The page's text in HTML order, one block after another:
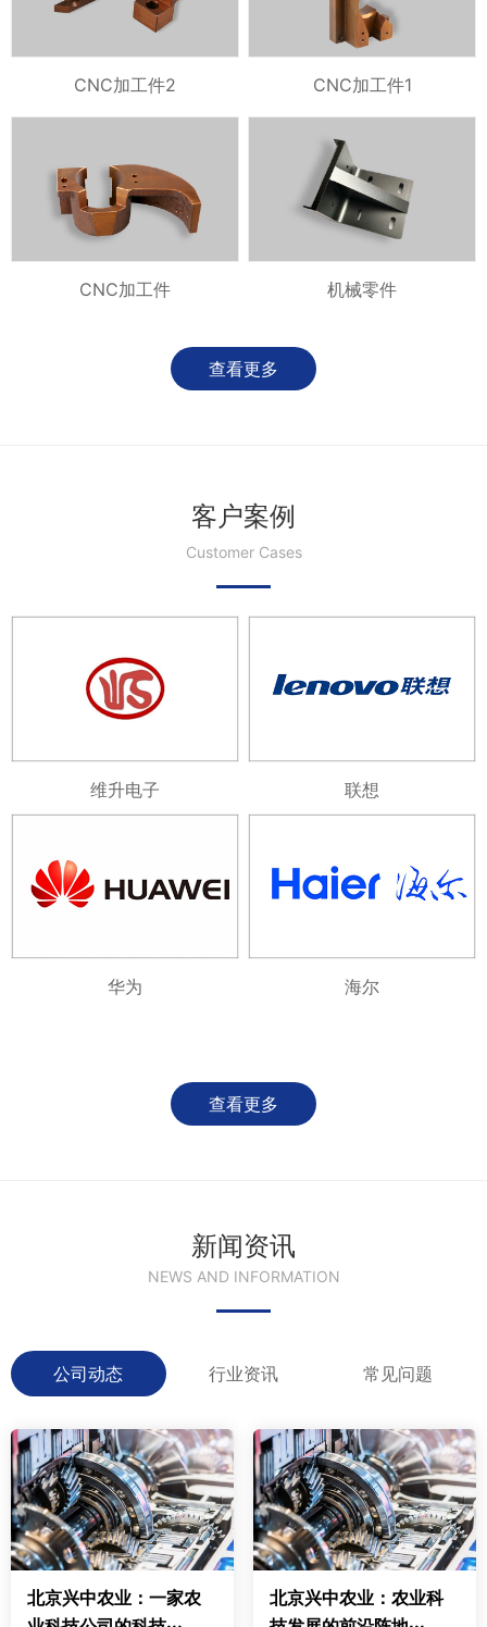
CNC加工件2 CNC加工件1
CNC加工件 机械零件
查看更多
客户案例
Customer Cases
维升电子 联想
华为 海尔
查看更多
新闻资讯
NEWS AND INFORMATION
公司动态 行业资讯 常见问题
北京兴中农业：一家农
北京兴中农业：农业科